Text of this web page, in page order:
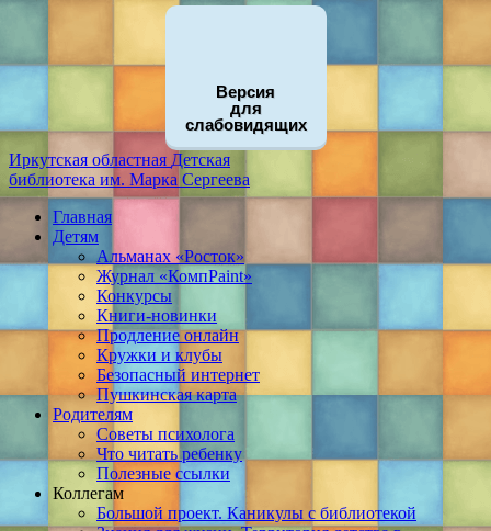
Версия
для
слабовидящих
Иркутская областная Детская
библиотека им. Марка Сергеева
Главная
Детям
Альманах «Росток»
Журнал «КомпPaint»
Конкурсы
Книги-новинки
Продление онлайн
Кружки и клубы
Безопасный интернет
Пушкинская карта
Родителям
Советы психолога
Что читать ребенку
Полезные ссылки
Коллегам
Большой проект. Каникулы с библиотекой